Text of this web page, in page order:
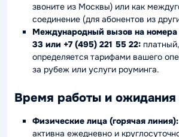
звоните из Москвы) или как
соединение (для абонентов из
Международный вызов на номера
33 или +7 (495) 221 55 22:
определяется тарифами вашего
за рубеж или услуги роуминга.
Время работы и ожидания
Физические лица (горячая линия):
активна ежедневно и